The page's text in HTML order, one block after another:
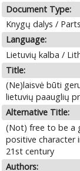
Document Type:
Knygų dalys /
Language:
Lietuvių kalba /
Title:
(Ne)laisvė būti
lietuvių paauglių
Alternative Title:
(Not) free to be a
positive character
21st century
Authors: